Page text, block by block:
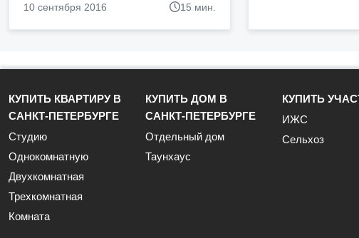
10 сентября 2016 15 мин.
КУПИТЬ КВАРТИРУ В
САНКТ-ПЕТЕРБУРГЕ
Студию
Однокомнатную
Двухкомнатная
Трехкомнатная
Комната
КУПИТЬ ДОМ В
САНКТ-ПЕТЕРБУРГЕ
Отдельный дом
Таунхаус
КУПИТЬ
ИЖС
Сельхоз